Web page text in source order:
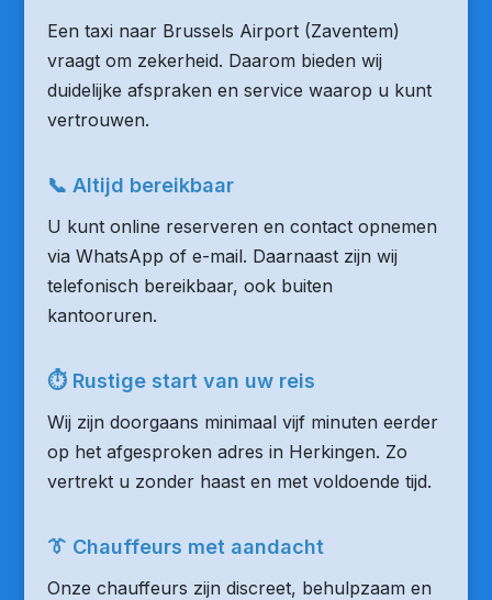
Een taxi naar Brussels Airport (Zaventem)
vraagt om zekerheid. Daarom bieden wij
duidelijke afspraken en service waarop u kunt
vertrouwen.
📞 Altijd bereikbaar
U kunt online reserveren en contact opnemen
via WhatsApp of e-mail. Daarnaast zijn wij
telefonisch bereikbaar, ook buiten
kantooruren.
⏱ Rustige start van uw reis
Wij zijn doorgaans minimaal vijf minuten eerder
op het afgesproken adres in Herkingen. Zo
vertrekt u zonder haast en met voldoende tijd.
👔 Chauffeurs met aandacht
Onze chauffeurs zijn discreet, behulpzaam en